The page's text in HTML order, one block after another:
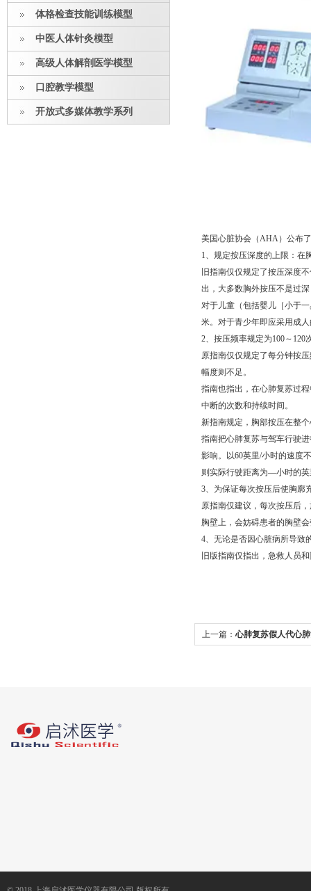
体格检查技能训练模型
中医人体针灸模型
高级人体解剖医学模型
口腔教学模型
开放式多媒体教学系列
美国心脏协会（AHA）公布
1、规定按压深度的上限：在
旧指南仅仅规定了按压深度
出，大多数胸外按压不是过
对于儿童（包括婴儿［小于
米。对于青少年即应采用成
2、按压频率规定为100～120
原指南仅仅规定了每分钟按
幅度则不足。
指南也指出，在心肺复苏过
中断的次数和持续时间。
新指南规定，胸部按压在整
指南把心肺复苏与驾车行驶
影响。以60英里/小时的速度
则实际行驶距离为―小时的
3、为保证每次按压后使胸廓
原指南仅建议，每次按压后
胸壁上，会妨碍患者的胸壁
4、无论是否因心脏病所导致
旧版指南仅指出，急救人员
上一篇：心肺复苏假人代心